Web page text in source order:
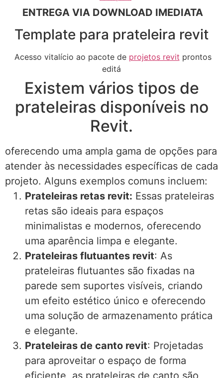
ENTREGA VIA DOWNLOAD IMEDIATA
Template para prateleira revit
Acesso vitalício ao pacote de projetos revit prontos
editá
Existem vários tipos de
prateleiras disponíveis no
Revit.
oferecendo uma ampla gama de opções para
atender às necessidades específicas de cada
projeto. Alguns exemplos comuns incluem:
Prateleiras retas revit: Essas prateleiras
retas são ideais para espaços
minimalistas e modernos, oferecendo
uma aparência limpa e elegante.
Prateleiras flutuantes revit: As
prateleiras flutuantes são fixadas na
parede sem suportes visíveis, criando
um efeito estético único e oferecendo
uma solução de armazenamento prática
e elegante.
Prateleiras de canto revit: Projetadas
para aproveitar o espaço de forma
eficiente, as prateleiras de canto são